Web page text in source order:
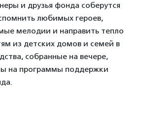
и друзья фонда соберутся
любимых героев,
мелодии и направить тепло
из детских домов и семей в
собранные на вечере,
на программы поддержки